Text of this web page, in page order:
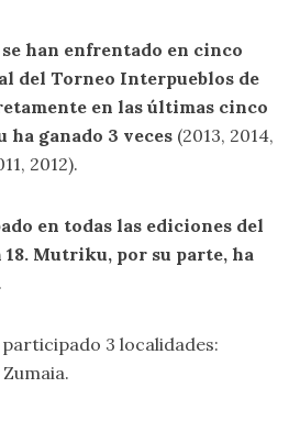
han enfrentado en cinco
del Torneo Interpueblos de
en las últimas cinco
ganado 3 veces (2013, 2014,
2012).
en todas las ediciones del
18. Mutriku, por su parte, ha
.
3 localidades: